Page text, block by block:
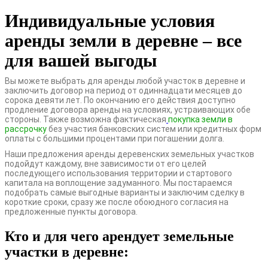
Индивидуальные условия
аренды земли в деревне – все
для вашей выгоды
Вы можете выбрать для аренды любой участок в деревне и
заключить договор на период от одиннадцати месяцев до
сорока девяти лет. По окончанию его действия доступно
продление договора аренды на условиях, устраивающих обе
стороны. Также возможна фактическая покупка земли в
рассрочкубез участия банковских систем или кредитных форм
оплаты с большими процентами при погашении долга.
Наши предложения аренды деревенских земельных участков
подойдут каждому, вне зависимости от его целей
последующего использования территории и стартового
капитала на воплощение задуманного. Мы постараемся
подобрать самые выгодные варианты и заключим сделку в
короткие сроки, сразу же после обоюдного согласия на
предложенные пункты договора.
Кто и для чего арендует земельные
участки в деревне: